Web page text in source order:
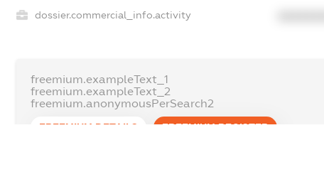
dossier.commercial_info.activity
freemium.exampleText_1
freemium.exampleText_2
freemium.anonymousPerSearch2
FREEMIUM.DETAILS FREEMIUM.REGISTER